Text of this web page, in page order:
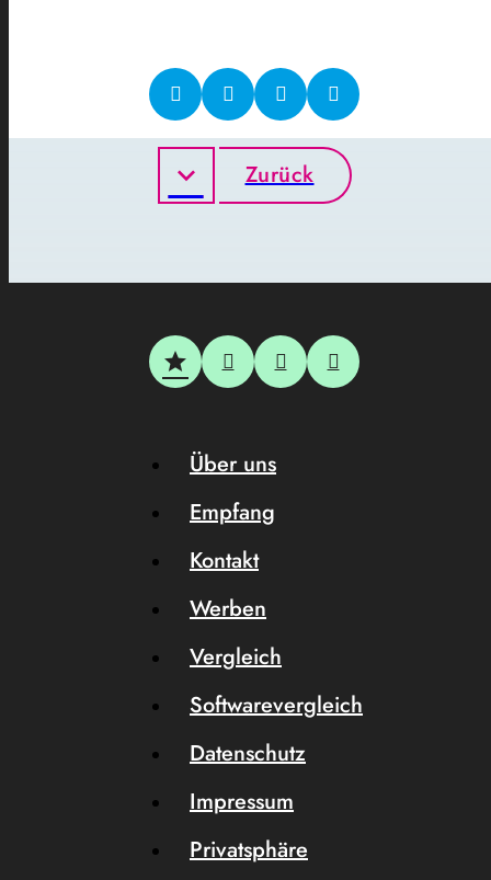
Zurück
Über uns
Empfang
Kontakt
Werben
Vergleich
Softwarevergleich
Datenschutz
Impressum
Privatsphäre